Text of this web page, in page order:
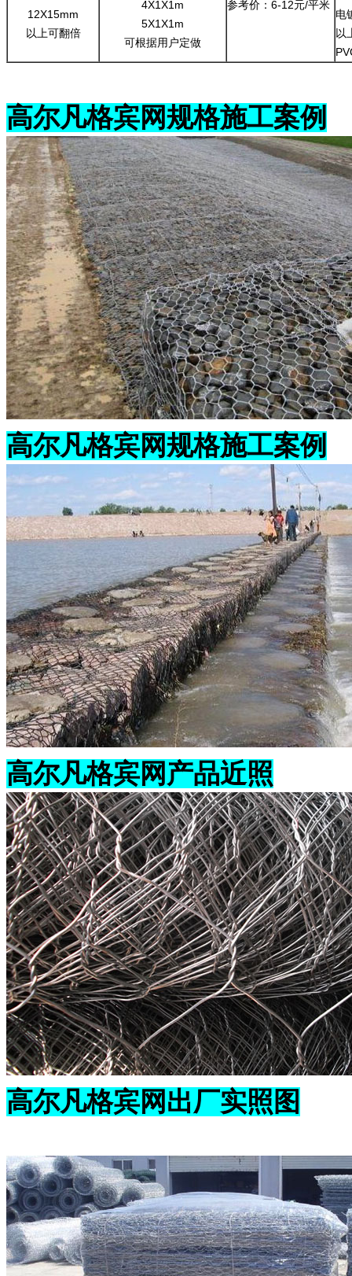
12X15mm
以上可翻倍
4X1X1m
5X1X1m
可根据用户定做
参考价：6-12元/平米
电
以
高尔凡格宾网规格施工案例
高尔凡格宾网规格施工案例
高尔凡格宾网产品近照
高尔凡格宾网出厂实照图